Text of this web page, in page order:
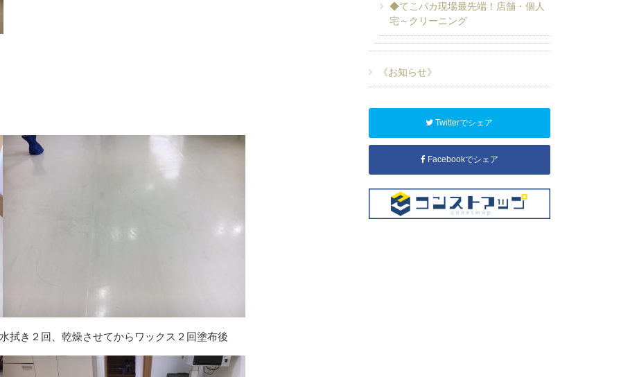
き２回、乾燥させてからワックス２回塗布後
◆てこパカ現場最先端！店舗・個人
宅～クリーニング
《お知らせ》
Twitterでシェア
Facebookでシェア